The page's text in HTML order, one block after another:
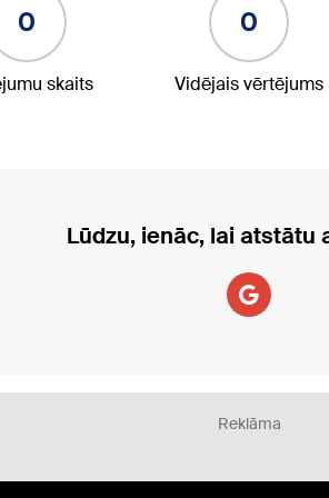
0
skaits
0
Vidējais vērtējums
Lūdzu, ienāc, lai atstātu
Reklāma